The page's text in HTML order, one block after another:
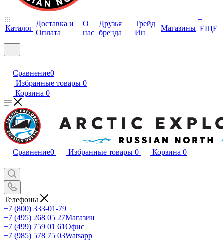
Каталог
Доставка и
Оплата
О
нас
Друзья
бренда
Трейд
Ин
Магазины
+
ЕЩЕ
Сравнение0
Избранные товары 0
Корзина 0
Сравнение0 Избранные товары 0 Корзина 0
Телефоны
+7 (800) 333-01-79
+7 (495) 268 05 27Магазин
+7 (499) 759 01 61Офис
+7 (985) 578 75 03Watsapp